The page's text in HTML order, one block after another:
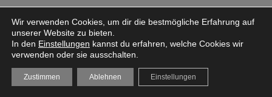
DATENSCHUTZ
Wir verwenden Cookies, um dir die bestmögliche Erfahrung auf
unserer Website zu bieten.
In den Einstellungen kannst du erfahren, welche Cookies wir
verwenden oder sie ausschalten.
Zustimmen Ablehnen Einstellungen